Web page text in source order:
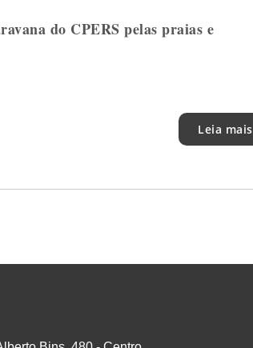
do CPERS pelas praias e
Leia mais